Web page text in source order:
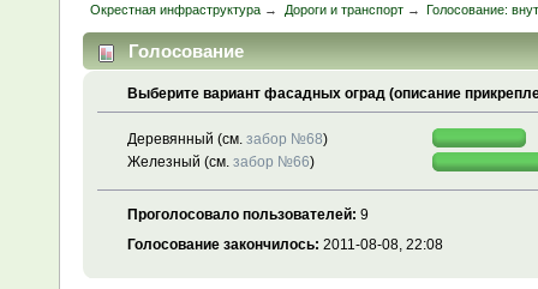
Окрестная инфраструктура → Дороги и транспорт→ Голосование:
Голосование
Выберите вариант фасадных оград (описание
Деревянный (см.забор №68)
Железный (см.забор №66)
Проголосовало пользователей: 9
Голосование закончилось: 2011-08-08, 22:08